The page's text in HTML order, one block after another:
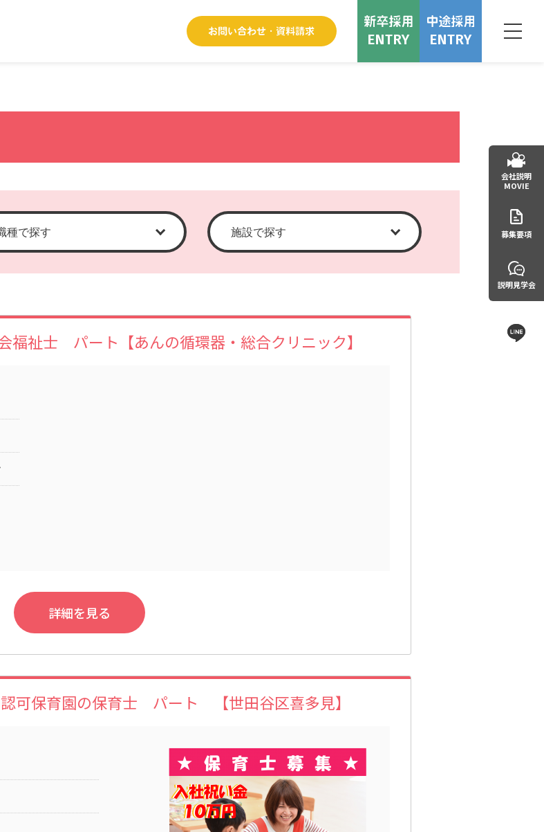
ENTRY ENTRY
会社説明
MOVIE
募集要項
説明見学会
祉士 パート【あんの循環器・総合クリニック】
詳細を見る
認可保育園の保育士 パート 【世田谷区喜多見】